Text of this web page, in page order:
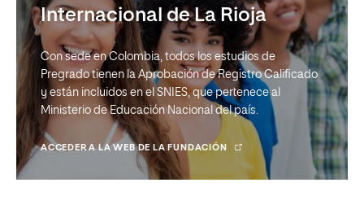
Internacional de La Rioja
Con sede en Colombia, todos los estudios de
Pregrado tienen la Aprobación de Registro Calificado
y están incluidos en el SNIES, que pertenece al
Ministerio de Educación Nacional del país.
ACCEDER A LA WEB DE LA FUNDACIÓN